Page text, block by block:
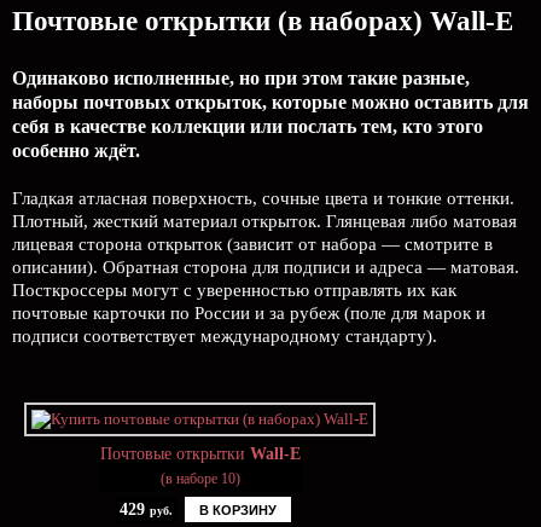
Почтовые открытки (в наборах) Wall-E
Одинаково исполненные, но при этом такие разные,
наборы почтовых открыток, которые можно оставить для
себя в качестве коллекции или послать тем, кто этого
особенно ждёт.
Гладкая атласная поверхность, сочные цвета и тонкие оттенки.
Плотный, жесткий материал открыток. Глянцевая либо матовая
лицевая сторона открыток (зависит от набора — смотрите в
описании). Обратная сторона для подписи и адреса — матовая.
Посткроссеры могут с уверенностью отправлять их как
почтовые карточки по России и за рубеж (поле для марок и
подписи соответствует международному стандарту).
Почтовые открытки Wall-E
(в наборе 10)
429 руб. В КОРЗИНУ